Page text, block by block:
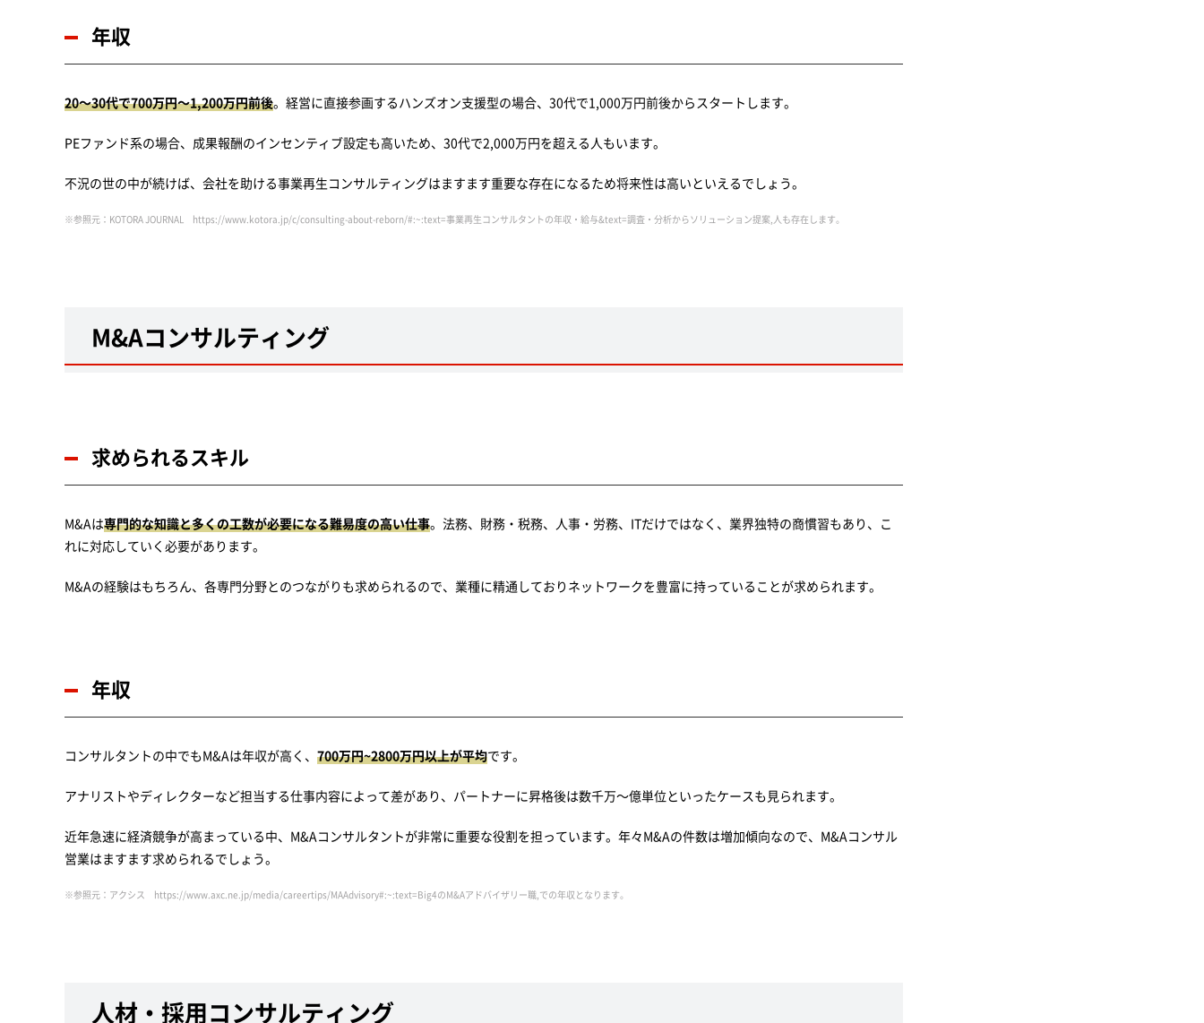
年収
20～30代で700万円～1,200万円前後。経営に直接参画するハンズオン支援型の場合、30代で1,000万円前後からスタートします。
PEファンド系の場合、成果報酬のインセンティブ設定も高いため、30代で2,000万円を超える人もいます。
不況の世の中が続けば、会社を助ける事業再生コンサルティングはますます重要な存在になるため将来性は高いといえるでしょう。
※参照元：KOTORA JOURNAL https://www.kotora.jp/c/consulting-about-reborn/#:~:text=事業再生コンサルタントの年収・給与&text=調査・分析からソリューション提案,人も存在します。
M&Aコンサルティング
求められるスキル
M&Aは専門的な知識と多くの工数が必要になる難易度の高い仕事。法務、財務・税務、人事・労務、ITだけではなく、業界独特の商慣習もあり、こ
れに対応していく必要があります。
M&Aの経験はもちろん、各専門分野とのつながりも求められるので、業種に精通しておりネットワークを豊富に持っていることが求められます。
年収
コンサルタントの中でもM&Aは年収が高く、 700万円~2800万円以上が平均です。
アナリストやディレクターなど担当する仕事内容によって差があり、パートナーに昇格後は数千万～億単位といったケースも見られます。
近年急速に経済競争が高まっている中、M&Aコンサルタントが非常に重要な役割を担っています。年々M&Aの件数は増加傾向なので、M&Aコンサル
営業はますます求められるでしょう。
※参照元：アクシス https://www.axc.ne.jp/media/careertips/MAAdvisory#:~:text=Big4のM&Aアドバイザリー職,での年収となります。
人材・採用コンサルティング